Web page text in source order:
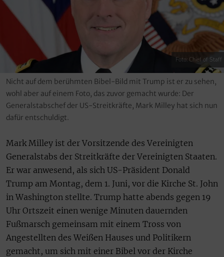
Foto: Chief of Staff
Nicht auf dem berühmten Bibel-Bild mit Trump ist er zu sehen,
wohl aber auf einem Foto, das zuvor gemacht wurde: Der
Generalstabschef der US-Streitkräfte, Mark Milley hat sich nun
dafür entschuldigt.
Mark Milley ist der Vorsitzende des Vereinigten
Generalstabs der Streitkräfte der Vereinigten Staaten.
Er war anwesend, als sich US-Präsident Donald
Trump am Montag, dem 1. Juni, vor die Kirche St. John
in Washington stellte. Trump hatte abends gegen 19
Uhr Ortszeit einen wenige Minuten dauernden
Fußmarsch gemeinsam mit einem Tross von
Angestellten des Weißen Hauses und Politikern
gemacht, um sich mit einer Bibel vor der Kirche